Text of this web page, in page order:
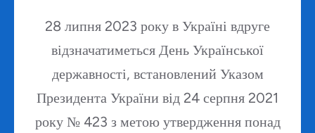
28 липня 2023 року в Україні вдруге
відзначатиметься День Української
державності, встановлений Указом
Президента України від 24 серпня 2021
року № 423 з метою утвердження понад